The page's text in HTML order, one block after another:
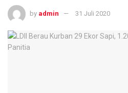
by admin 31 Juli 2020